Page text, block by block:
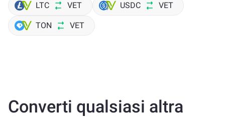
LTC VET USDC VET
TON VET
Converti qualsiasi altra